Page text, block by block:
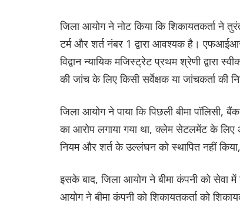
जिला आयोग ने नोट किया कि शिकायतकर्ता ने
टर्म और शर्त नंबर 1 द्वारा आवश्यक है।
विद्वान न्यायिक मजिस्ट्रेट प्रथम श्रेणी द्वारा
की जांच के लिए किसी सर्वेक्षक या जांचकर्ता की
जिला आयोग ने पाया कि पिछली बीमा
का आरोप लगाया गया था, क्लेम सेटलमेंट के लिए
नियम और शर्त के उल्लंघन को स्थापित नहीं किया,
इसके बाद, जिला आयोग ने बीमा कंपनी को सेवा में
आयोग ने बीमा कंपनी को शिकायतकर्ता को